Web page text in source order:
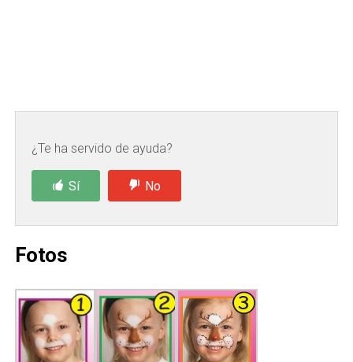
¿Te ha servido de ayuda?
Sí No
Fotos